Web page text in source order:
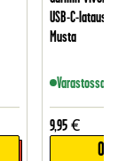
USB-C-
Musta
Varastossa
9,95 €